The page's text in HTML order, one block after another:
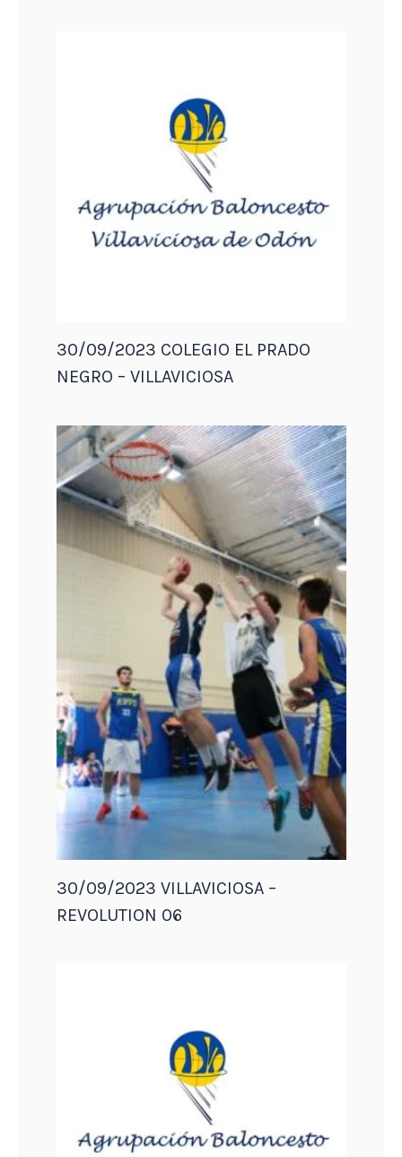
30/09/2023 COLEGIO EL PRADO
NEGRO – VILLAVICIOSA
30/09/2023 VILLAVICIOSA –
REVOLUTION 06